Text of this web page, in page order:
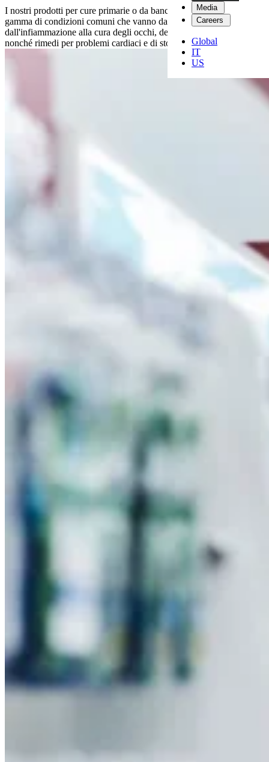
Media
Careers
Global
IT
US
I nostri prodotti per cure primarie o da banco affrontano un'ampia
gamma di condizioni comuni che vanno dal dolore e
dall'infiammazione alla cura degli occhi, della pelle e della bocca,
nonché rimedi per problemi cardiaci e di stomaco